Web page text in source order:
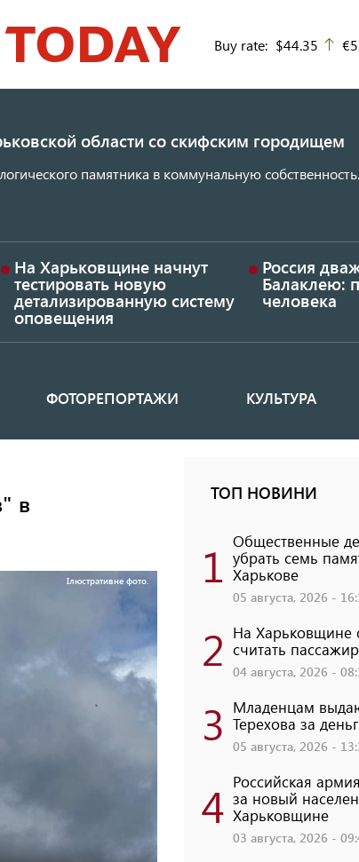
к
основному
Buy rate: $44.35 up
области со скифским городищем
памятника в коммунальную собственность.
На Харьковщине начнут
тестировать новую
детализированную систему
оповещения
Россия
Балаклею:
человека
ФОТОРЕПОРТАЖИ КУЛЬТУРА
в
Ілюстративне фото.
ТОП НОВИНИ
1 Общественные
убрать семь
Харькове
05 августа, 2026 -
2 На Харьковщине
считать
04 августа, 2026 -
3 Младенцам
Терехова за
05 августа, 2026 -
4 Российская
за новый
Харьковщине
03 августа, 2026 -